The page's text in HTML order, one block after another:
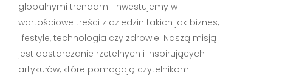
globalnymi trendami. Inwestujemy w
wartościowe treści z dziedzin takich jak biznes,
lifestyle, technologia czy zdrowie. Naszą misją
jest dostarczanie rzetelnych i inspirujących
artykułów, które pomagają czytelnikom